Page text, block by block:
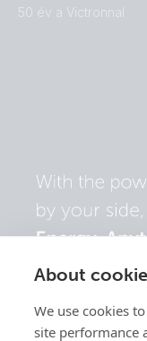
About
We use cookies
site performance
50 év a Victronnal